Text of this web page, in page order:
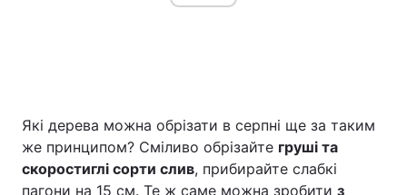
Які дерева можна обрізати в серпні ще за таким
же принципом? Сміливо обрізайте груші та
скоростиглі сорти слив, прибирайте слабкі
пагони на 15 см. Те ж саме можна зробити з